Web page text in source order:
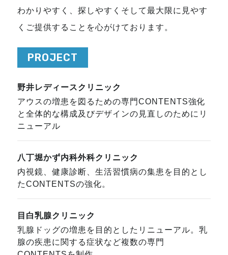
わかりやすく、探しやすくそして最大限に見やす
くご提供することを心がけております。
PROJECT
野井レディースクリニック
アウスの増患を図るための専門CONTENTS強化
と全体的な構成及びデザインの見直しのためにリ
ニューアル
八丁堀かず内科外科クリニック
内視鏡、健康診断、生活習慣病の集患を目的とし
たCONTENTSの強化。
目白乳腺クリニック
乳腺ドッグの増患を目的としたリニューアル。乳
腺の疾患に関する症状など複数の専門